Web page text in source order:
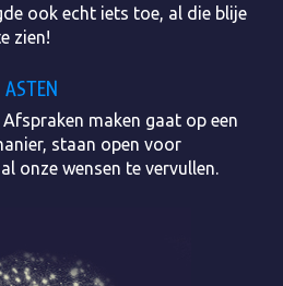
ook echt iets toe, al die blije
zien!
maken gaat op een
staan open voor
onze wensen te vervullen.